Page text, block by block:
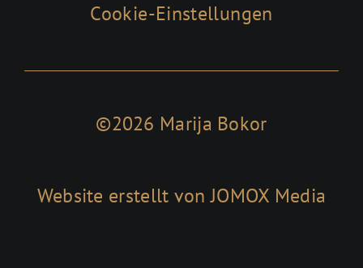
Cookie-Einstellungen
©2026 Marija Bokor
Website erstellt von JOMOX Media